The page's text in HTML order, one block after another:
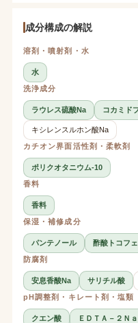
成分構成の解説
溶剤・噴射剤・水
水
洗浄成分
ラウレス硫酸Na コカミド
キシレンスルホン酸Na
カチオン界面活性剤・柔軟剤
ポリクオタニウム-10
香料
香料
保湿・補修成分
パンテノール
酢酸トコフ
防腐剤
安息香酸Na サリチル酸
pH調整剤・キレート剤・塩類
クエン酸 ＥＤＴＡ－２Ｎａ